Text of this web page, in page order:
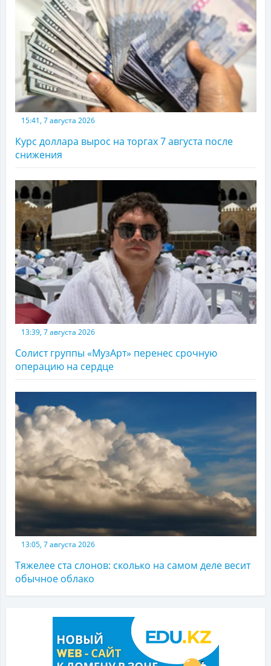
15:41, 7 августа 2026
Курс доллара вырос на торгах 7 августа после
снижения
13:39, 7 августа 2026
Солист группы «МузАрт» перенес срочную
операцию на сердце
13:05, 7 августа 2026
Тяжелее ста слонов: сколько на самом деле весит
обычное облако